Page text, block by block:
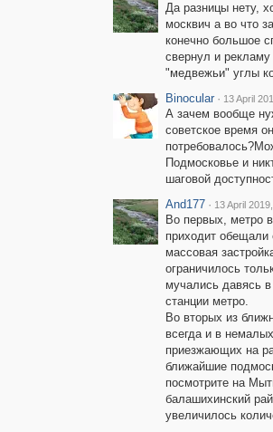
Да разницы нету,
москвич а во что
конечно большое
свернул и
"медвежьи" углы
Binocular · 13 April
А зачем вообще
советское время
Подмосковье и
шаговой
And177 · 13 April
Во первых, метро
приходит обещали
массовая
ограничилось
мучались давясь
станции метро.
Во вторых из
всегда и в
приезжающих на
ближайшие
посмотрите на
балашихинский
увеличилось